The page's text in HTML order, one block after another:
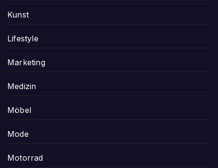
Kunst
Lifestyle
Marketing
Medizin
Möbel
Mode
Motorrad